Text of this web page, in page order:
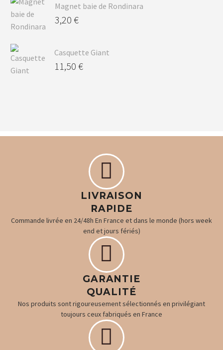
Magnet baie de Rondinara
3,20 €
Casquette Giant
11,50 €


LIVRAISON
RAPIDE
Commande livrée en 24/48h En France et dans le monde (hors week
end et jours fériés)


GARANTIE
QUALITÉ
Nos produits sont rigoureusement sélectionnés en privilégiant
toujours ceux fabriqués en France

